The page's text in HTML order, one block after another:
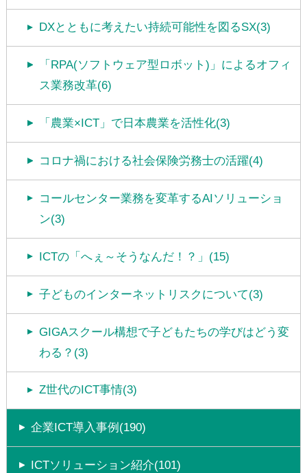
DXとともに考えたい持続可能性を図るSX(3)
「RPA(ソフトウェア型ロボット)」によるオフィ
ス業務改革(6)
「農業×ICT」で日本農業を活性化(3)
コロナ禍における社会保険労務士の活躍(4)
コールセンター業務を変革するAIソリューショ
ン(3)
ICTの「へぇ～そうなんだ！？」(15)
子どものインターネットリスクについて(3)
GIGAスクール構想で子どもたちの学びはどう変
わる？(3)
Z世代のICT事情(3)
企業ICT導入事例(190)
ICTソリューション紹介(101)